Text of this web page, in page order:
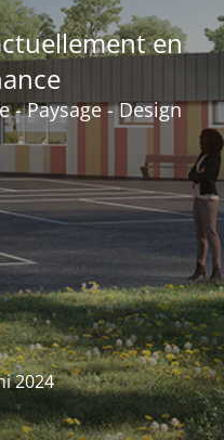
en
- Paysage - Design
2024